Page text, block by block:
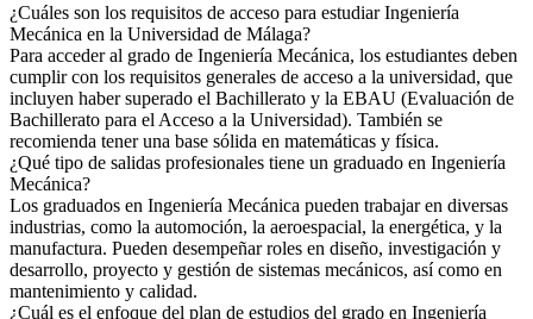
¿Cuáles son los requisitos de acceso para estudiar Ingeniería
Mecánica en la Universidad de Málaga?
Para acceder al grado de Ingeniería Mecánica, los estudiantes deben
cumplir con los requisitos generales de acceso a la universidad, que
incluyen haber superado el Bachillerato y la EBAU (Evaluación de
Bachillerato para el Acceso a la Universidad). También se
recomienda tener una base sólida en matemáticas y física.
¿Qué tipo de salidas profesionales tiene un graduado en Ingeniería
Mecánica?
Los graduados en Ingeniería Mecánica pueden trabajar en diversas
industrias, como la automoción, la aeroespacial, la energética, y la
manufactura. Pueden desempeñar roles en diseño, investigación y
desarrollo, proyecto y gestión de sistemas mecánicos, así como en
mantenimiento y calidad.
¿Cuál es el enfoque del plan de estudios del grado en Ingeniería